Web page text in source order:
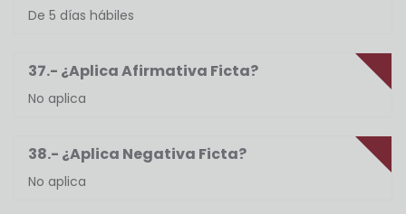
De 5 días hábiles
37.- ¿Aplica Afirmativa Ficta?
No aplica
38.- ¿Aplica Negativa Ficta?
No aplica